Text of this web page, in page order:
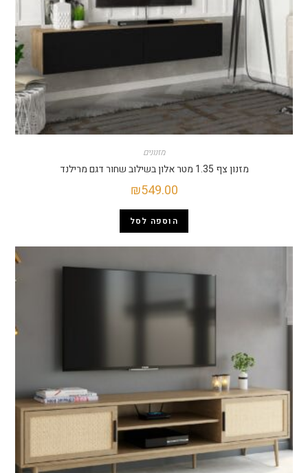
מזנונים
מזנון צף 1.35 מטר אלון בשילוב שחור דגם מרילנד
₪549.00
הוספה לסל